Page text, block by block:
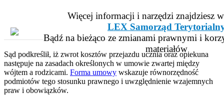
Więcej informacji i narzędzi znajdziesz
LEX Samorząd
Bądź na bieżąco ze zmianami prawnymi i
materiałów
Sąd podkreślił, iż zwrot kosztów przejazdu ucznia oraz opiekuna
następuje na zasadach określonych w umowie zwartej między
wójtem a rodzicami. Forma umowy wskazuje równorzędność
podmiotów tego stosunku prawnego i uwzględnienie wzajemnych
praw i obowiązków.